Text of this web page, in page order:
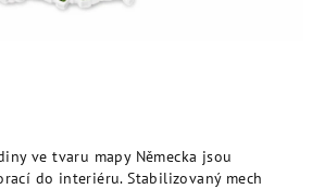
ve tvaru mapy Německa jsou
do interiéru. Stabilizovaný mech